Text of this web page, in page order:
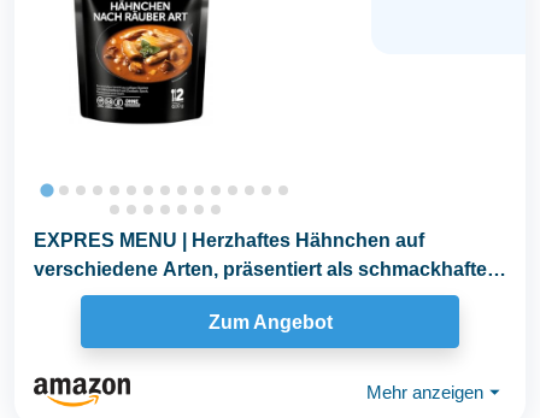
EXPRES MENU | Herzhaftes Hähnchen auf
verschiedene Arten, präsentiert als schmackhaftes
Hähnchen...
Zum Angebot
Mehr anzeigen ⏷